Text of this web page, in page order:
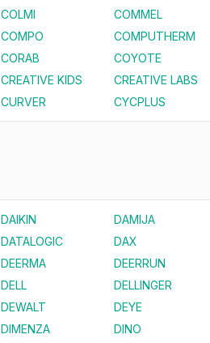
COLMI COMMEL
COMPO COMPUTHERM
CORAB COYOTE
CREATIVE KIDS CREATIVE LABS
CURVER CYCPLUS
DAIKIN DAMIJA
DATALOGIC DAX
DEERMA DEERRUN
DELL DELLINGER
DEWALT DEYE
DIMENZA DINO